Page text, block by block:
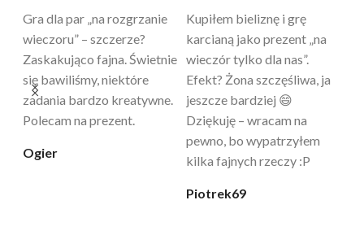
Mini masażer jest…
genialny. Cichy, poręczny,
skuteczny. Myślałam, że to
tylko „zabawka”, a tu
proszę – uzależnia 😅
cicha_niespodzianka
Ten żel intymny to był
strzał w 10 – nie tylko
poprawia komfort, ale też
daje przyjemne uczucie
ciepła. Nie uczula, bez
zapachu. Kupuję już 3 raz i
na pewno nie raz kupie
klaudia_xx